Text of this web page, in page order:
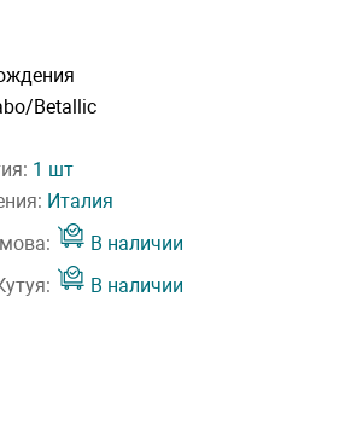
Betallic
1 шт
Италия
В наличии
В наличии